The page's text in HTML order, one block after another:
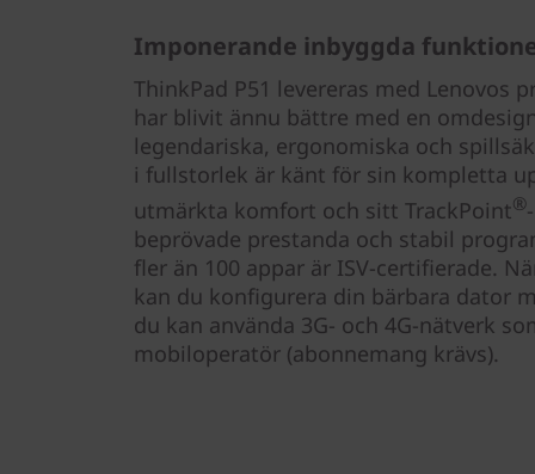
Imponerande inbyggda
ThinkPad P51 levereras med Lenovos
har blivit ännu bättre med en
legendariska, ergonomiska och
i fullstorlek är känt för sin kompletta
utmärkta komfort och sitt TrackPoint®
beprövade prestanda och stabil
fler än 100 appar är ISV-certifierade.
kan du konfigurera din bärbara dator
du kan använda 3G- och 4G-nätverk
mobiloperatör (abonnemang krävs).